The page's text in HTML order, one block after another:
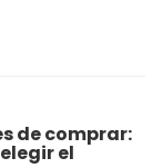
de comprar:
el